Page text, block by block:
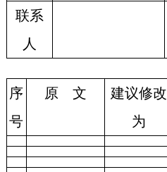
联系
人
序
号
原 文
建议修改
为